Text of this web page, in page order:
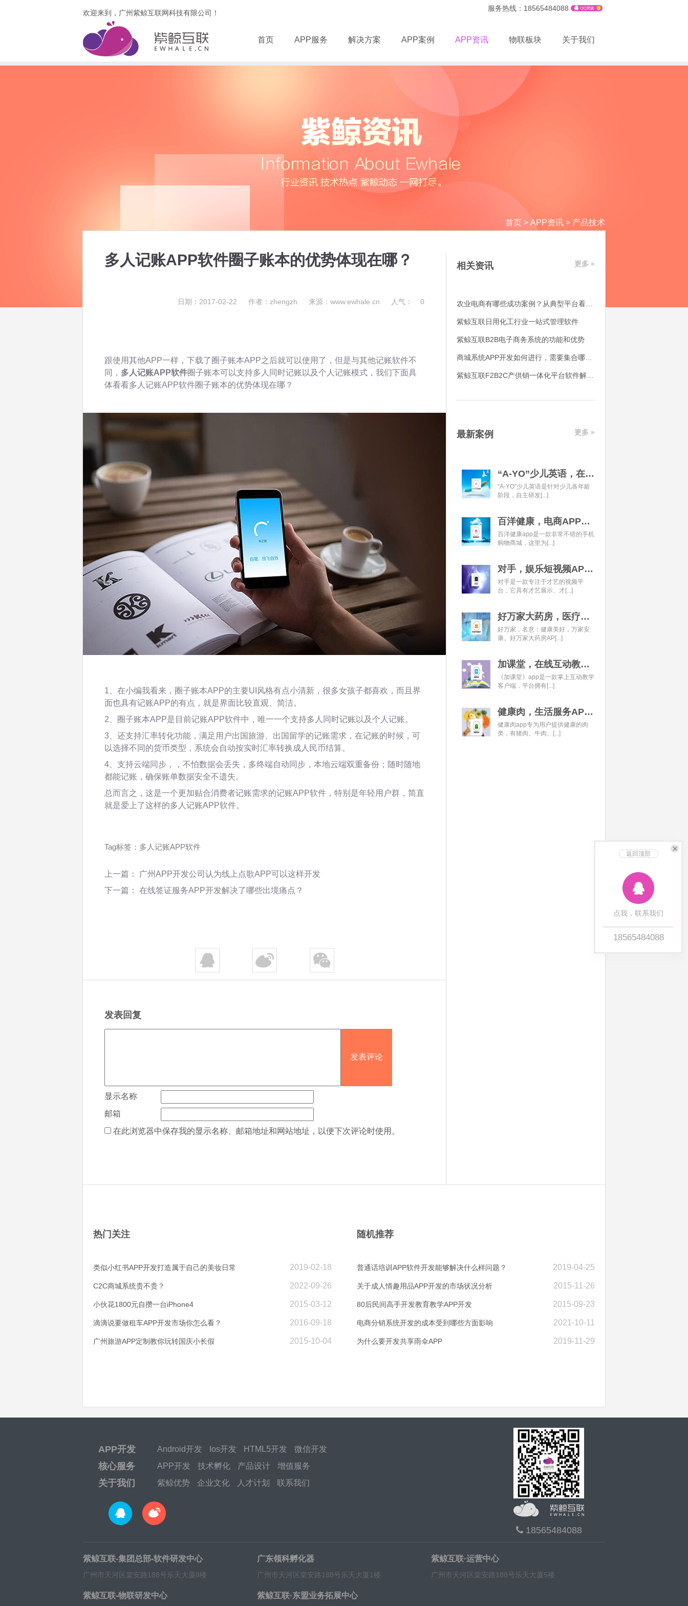
欢迎来到，广州紫鲸互联网科技有限公司！
服务热线：18565484088
首页 APP服务 解决方案 APP案例 APP资讯 物联板块 关于我们
返回顶部
点我，联系我们
18565484088
首页 > APP资讯 > 产品技术
多人记账APP软件圈子账本的优势体现在哪？
日期：2017-02-22 作者：zhengzh 来源：www.ewhale.cn 人气： 0
跟使用其他APP一样，下载了圈子账本APP之后就可以使用了，但是与其他记账软件不
同， 多人记账APP软件圈子账本可以支持多人同时记账以及个人记账模式，我们下面具
体看看多人记账APP软件圈子账本的优势体现在哪？
1、在小编我看来，圈子账本APP的主要UI风格有点小清新，很多女孩子都喜欢，而且界
面也具有记账APP的有点，就是界面比较直观、简洁。
2、圈子账本APP是目前记账APP软件中，唯一一个支持多人同时记账以及个人记账。
3、还支持汇率转化功能，满足用户出国旅游、出国留学的记账需求，在记账的时候，可
以选择不同的货币类型，系统会自动按实时汇率转换成人民币结算。
4、支持云端同步，，不怕数据会丢失，多终端自动同步，本地云端双重备份；随时随地
都能记账，确保账单数据安全不遗失。
总而言之，这是一个更加贴合消费者记账需求的记账APP软件，特别是年轻用户群，简直
就是爱上了这样的多人记账APP软件。
Tag标签： 多人记账APP软件
上一篇：
广州APP开发公司认为线上点歌APP可以这样开发
下一篇： 在线签证服务APP开发解决了哪些出境痛点？
发表回复
显示名称
邮箱
在此浏览器中保存我的显示名称、邮箱地址和网站地址，以便下次评论时使用。
相关资讯 更多 »
紫鲸互联日用化工行业一站式管理软件
紫鲸互联B2B电子商务系统的功能和优势
最新案例 更多 »
“A-YO”少儿英语，在线语言学习平台开发经典案例
“A-YO”少儿英语是针对少儿各年龄
阶段，自主研发[...]
百洋健康，电商APP开发经典案例
百洋健康app是一款非常不错的手机
购物商城，这里为[...]
对手，娱乐短视频APP开发经典案例
对手是一款专注于才艺的视频平
台，它具有才艺展示、才[...]
好万家大药房，医疗健康APP开发经典案例
好万家，名意：健康美好，万家安
康。好万家大药房AP[...]
加课堂，在线互动教育APP经典案例
《加课堂》app是一款掌上互动教学
客户端，平台拥有[...]
健康肉，生活服务APP开发经典案例
健康肉app专为用户提供健康的肉
类，有猪肉、牛肉、[...]
热门关注
2019-02-18
类似小红书APP开发打造属于自己的美妆日常
2022-09-26
C2C商城系统贵不贵？
2015-03-12
小伙花1800元自攒一台iPhone4
2016-09-18
滴滴说要做租车APP开发市场你怎么看？
2015-10-04
广州旅游APP定制教你玩转国庆小长假
随机推荐
2019-04-25
普通话培训APP软件开发能够解决什么样问题？
2015-11-26
关于成人情趣用品APP开发的市场状况分析
2015-09-23
80后民间高手开发教育教学APP开发
2021-10-11
电商分销系统开发的成本受到哪些方面影响
2019-11-29
为什么要开发共享雨伞APP
APP开发 Android开发 Ios开发 HTML5开发 微信开发
核心服务 APP开发 技术孵化 产品设计 增值服务
关于我们 紫鲸优势 企业文化 人才计划 联系我们
18565484088
紫鲸互联-集团总部-软件研发中心
广州市天河区棠安路188号乐天大厦8楼
广东领科孵化器
广州市天河区棠安路188号乐天大厦1楼
紫鲸互联·运营中心
广州市天河区棠安路188号乐天大厦5楼
紫鲸互联-物联研发中心 紫鲸互联·东盟业务拓展中心